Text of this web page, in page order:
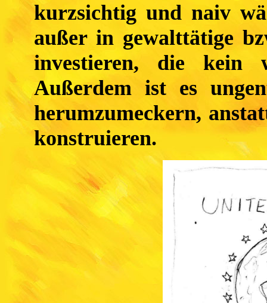
kurzsichtig und naiv
außer in gewalttätige
investieren, die kein
Außerdem ist es
herumzumeckern,
konstruieren.